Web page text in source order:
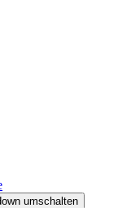
umschalten